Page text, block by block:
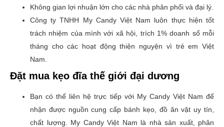
Không gian lợi nhuận lớn cho các nhà phân phối và đại lý.
Công ty TNHH My Candy Việt Nam luôn thực hiện tốt
trách nhiệm của mình với xã hội, trích 1% doanh số mỗi
tháng cho các hoạt động thiện nguyện vì trẻ em Việt
Nam.
Đặt mua kẹo đĩa thế giới đại dương
Bạn có thể liên hệ trực tiếp với My Candy Việt Nam để
nhận được nguồn cung cấp bánh kẹo, đồ ăn vặt uy tín,
chất lượng. My Candy Việt Nam là nhà sản xuất, phân